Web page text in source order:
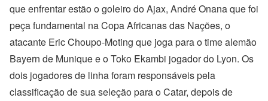
que enfrentar estão o goleiro do Ajax, André Onana que foi
peça fundamental na Copa Africanas das Nações, o
atacante Eric Choupo-Moting que joga para o time alemão
Bayern de Munique e o Toko Ekambi jogador do Lyon. Os
dois jogadores de linha foram responsáveis pela
classificação de sua seleção para o Catar, depois de